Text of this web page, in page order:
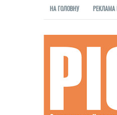
НА ГОЛОВНУ РЕКЛАМА